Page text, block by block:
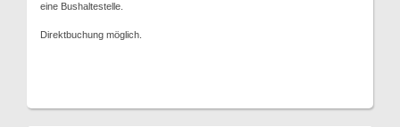
eine Bushaltestelle.
Direktbuchung möglich.